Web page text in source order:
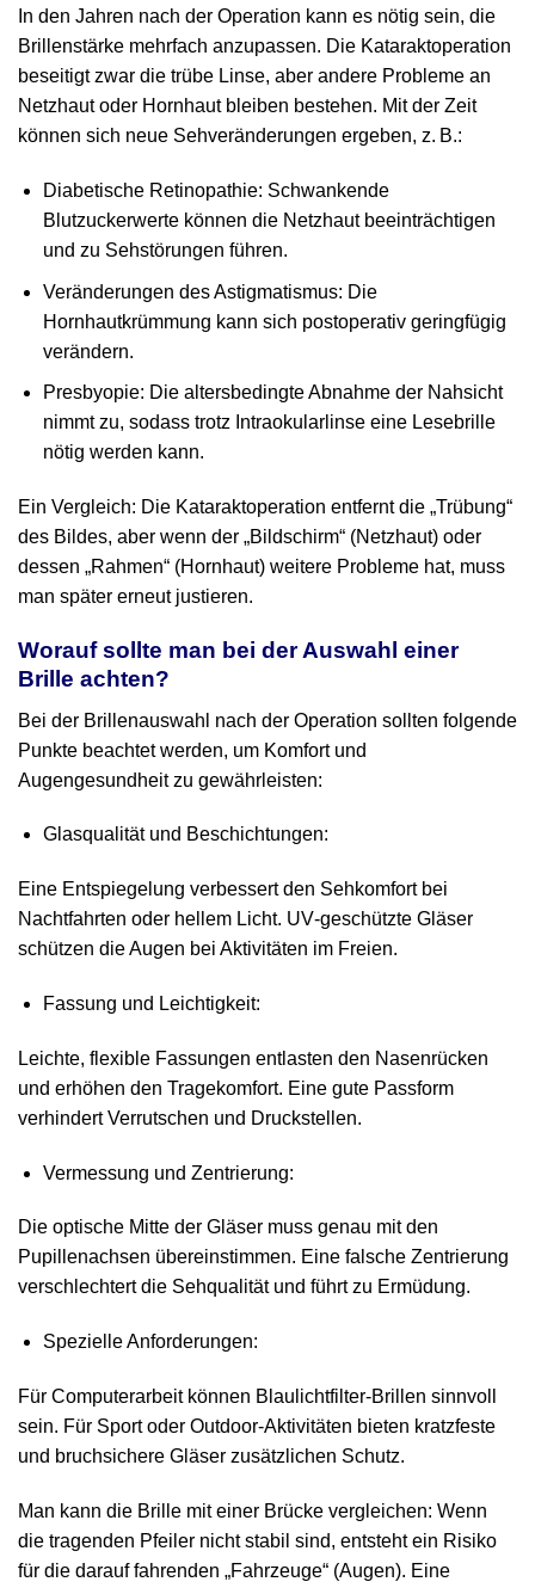
In den Jahren nach der Operation kann es nötig sein, die
Brillenstärke mehrfach anzupassen. Die Kataraktoperation
beseitigt zwar die trübe Linse, aber andere Probleme an
Netzhaut oder Hornhaut bleiben bestehen. Mit der Zeit
können sich neue Seh­veränderungen ergeben, z. B.:
Diabetische Retinopathie: Schwankende
Blutzuckerwerte können die Netzhaut beeinträchtigen
und zu Sehstörungen führen.
Veränderungen des Astigmatismus: Die
Hornhautkrümmung kann sich postoperativ geringfügig
verändern.
Presbyopie: Die altersbedingte Abnahme der Nahsicht
nimmt zu, sodass trotz Intraokularlinse eine Lesebrille
nötig werden kann.
Ein Vergleich: Die Kataraktoperation entfernt die „Trübung“
des Bildes, aber wenn der „Bildschirm“ (Netzhaut) oder
dessen „Rahmen“ (Hornhaut) weitere Probleme hat, muss
man später erneut justieren.
Worauf sollte man bei der Auswahl einer
Brille achten?
Bei der Brillenauswahl nach der Operation sollten folgende
Punkte beachtet werden, um Komfort und
Augengesundheit zu gewährleisten:
Glasqualität und Beschichtungen:
Eine Entspiegelung verbessert den Sehkomfort bei
Nachtfahrten oder hellem Licht. UV‑geschützte Gläser
schützen die Augen bei Aktivitäten im Freien.
Fassung und Leichtigkeit:
Leichte, flexible Fassungen entlasten den Nasenrücken
und erhöhen den Tragekomfort. Eine gute Passform
verhindert Verrutschen und Druckstellen.
Vermessung und Zentrierung:
Die optische Mitte der Gläser muss genau mit den
Pupillenachsen übereinstimmen. Eine falsche Zentrierung
verschlechtert die Sehqualität und führt zu Ermüdung.
Spezielle Anforderungen:
Für Computerarbeit können Blaulichtfilter‑Brillen sinnvoll
sein. Für Sport oder Outdoor‑Aktivitäten bieten kratzfeste
und bruchsichere Gläser zusätzlichen Schutz.
Man kann die Brille mit einer Brücke vergleichen: Wenn
die tragenden Pfeiler nicht stabil sind, entsteht ein Risiko
für die darauf fahrenden „Fahrzeuge“ (Augen). Eine